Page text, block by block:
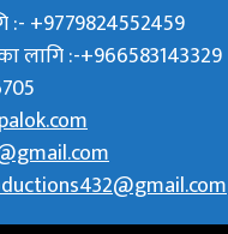
:- +9779824552459
लागि :-+966583143329